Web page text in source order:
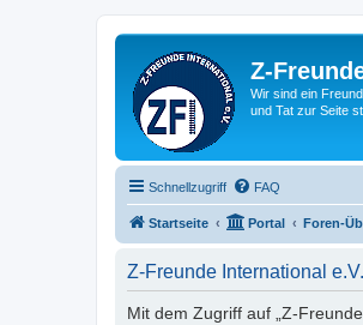
Z-
Wir sind ein
und Tat zur Seite
Schnellzugriff FAQ
Startseite Portal Foren-
Z-Freunde International
Mit dem Zugriff auf „Z-